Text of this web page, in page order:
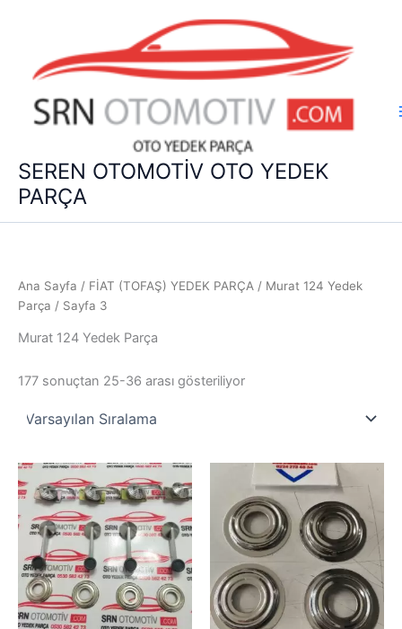
SEREN OTOMOTİV OTO YEDEK
PARÇA
Ana Sayfa / FİAT (TOFAŞ) YEDEK PARÇA / Murat 124 Yedek
Parça / Sayfa 3
Murat 124 Yedek Parça
177 sonuçtan 25-36 arası gösteriliyor